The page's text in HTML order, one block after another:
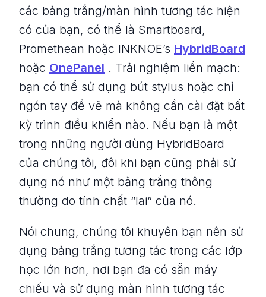
các bảng trắng/màn hình tương tác hiện
có của bạn, có thể là Smartboard,
Promethean hoặc INKNOE’s HybridBoard
hoặc OnePanel . Trải nghiệm liền mạch:
bạn có thể sử dụng bút stylus hoặc chỉ
ngón tay để vẽ mà không cần cài đặt bất
kỳ trình điều khiển nào. Nếu bạn là một
trong những người dùng HybridBoard
của chúng tôi, đôi khi bạn cũng phải sử
dụng nó như một bảng trắng thông
thường do tính chất “lai” của nó.
Nói chung, chúng tôi khuyên bạn nên sử
dụng bảng trắng tương tác trong các lớp
học lớn hơn, nơi bạn đã có sẵn máy
chiếu và sử dụng màn hình tương tác